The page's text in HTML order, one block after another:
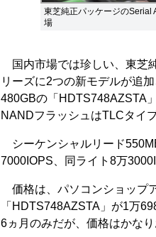
東芝純正パッケージのSerial
場
国内市場では珍しい、東芝
リーズに2つの新モデルが追
480GBの「HDTS748AZSTA
NANDフラッシュはTLCタイ
シーケンシャルリード
7000IOPS、同ライト8万
価格は、パソコンショップ
「HDTS748AZSTA」が1万
6ヵ月のみだが、価格はかな